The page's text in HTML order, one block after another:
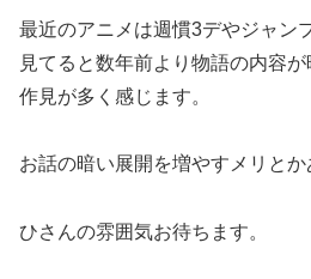
最近のアニメは週慣3デやジャン
見てると数年前より物語の内容
作見が多く感じます。
お話の暗い展開を増やすメリとか
ひさんの雰囲気お待ちます。